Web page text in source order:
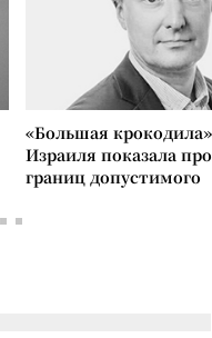
«Большая
Израиля показала
границ допустимого